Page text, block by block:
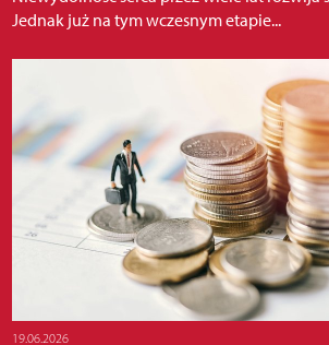
Jednak już na tym wczesnym etapie...
19.06.2026